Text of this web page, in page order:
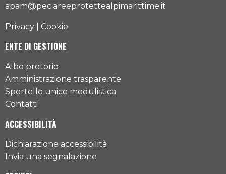
apam@pec.areeprotettealpimarittime.it
Privacy Cookie
ENTE DI GESTIONE
Albo pretorio
Amministrazione trasparente
Sportello unico modulistica
Contatti
ACCESSIBILITÀ
Dichiarazione accessibilità
Invia una segnalazione